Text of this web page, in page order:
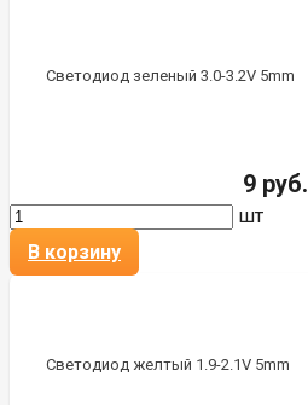
Светодиод зеленый 3.0-3.2V 5mm
9 руб.
шт
В корзину
Светодиод желтый 1.9-2.1V 5mm